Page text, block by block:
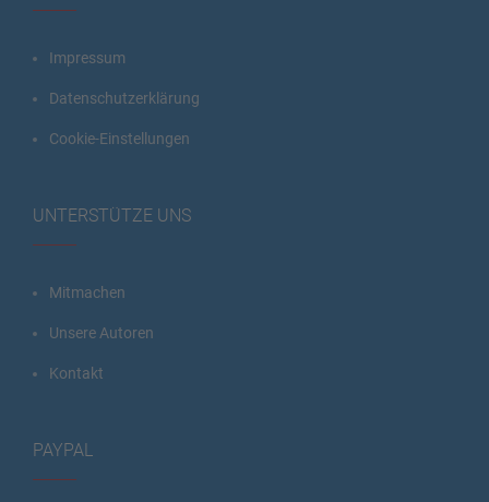
Impressum
Datenschutzerklärung
Cookie-Einstellungen
UNTERSTÜTZE UNS
Mitmachen
Unsere Autoren
Kontakt
PAYPAL